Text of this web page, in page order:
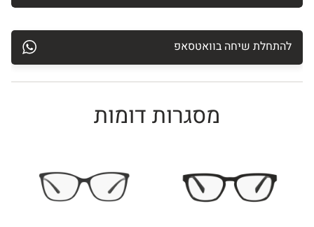
להתחלת שיחה בוואטסאפ
מסגרות דומות